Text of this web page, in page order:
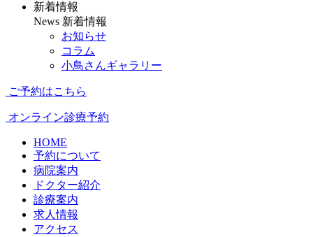
新着情報
News 新着情報
お知らせ
コラム
小鳥さんギャラリー
ご予約はこちら
オンライン診療予約
HOME
予約について
病院案内
ドクター紹介
診療案内
求人情報
アクセス